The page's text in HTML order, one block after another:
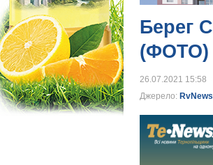
Берег
(ФОТО)
26.07.2021 15:58
Джерело: RvNews